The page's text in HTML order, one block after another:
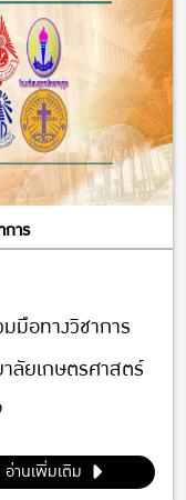
าร
มือทางวิชาการ
ลัยเกษตรศาสตร์
อ่านเพิ่มเติม